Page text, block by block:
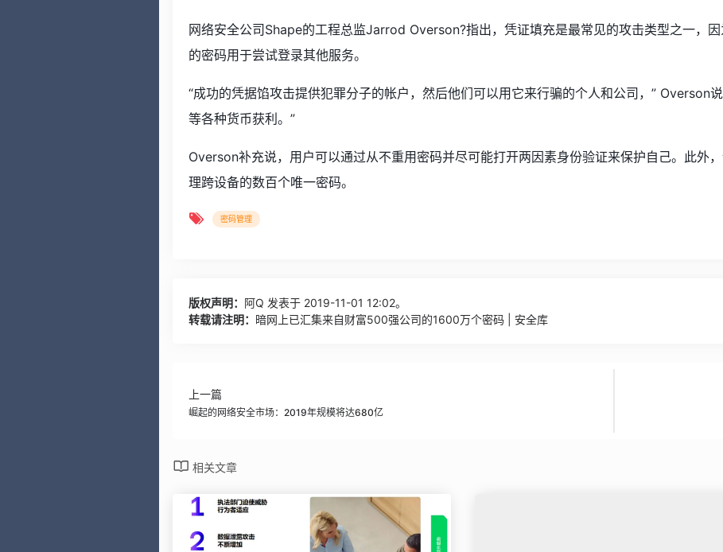
网络安全公司Shape的工程总监Jarrod Overson?指出，凭证填充是最常见的攻击类型之一，
的密码用于尝试登录其他服务。
“成功的凭据馅攻击提供犯罪分子的帐户，然后他们可以用它来行骗的个人和公司，” Overson
等各种货币获利。”
Overson补充说，用户可以通过从不重用密码并尽可能打开两因素身份验证来保护自己。此外
理跨设备的数百个唯一密码。
密码管理
版权声明： 阿Q 发表于 2019-11-01 12:02。
转载请注明： 暗网上已汇集来自财富500强公司的1600万个密码 | 安全库
上一篇
崛起的网络安全市场：2019年规模将达680亿
相关文章